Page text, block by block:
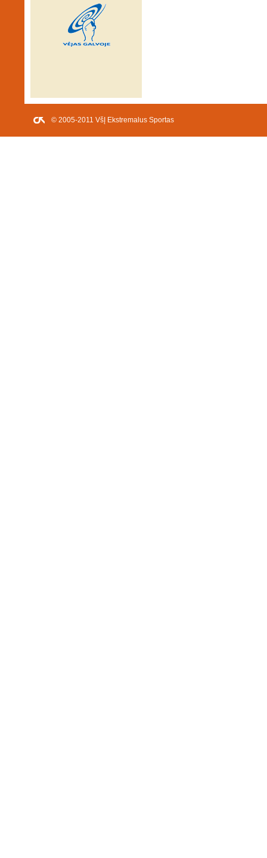
© 2005-2011 VšĮ Ekstremalus Sportas